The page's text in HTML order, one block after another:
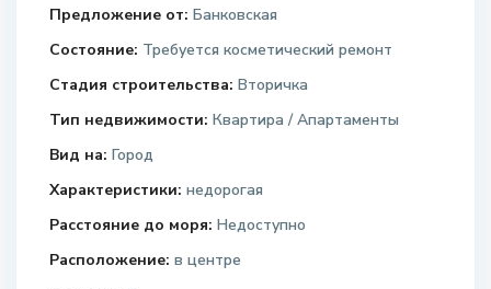
Предложение от: Банковская
Состояние: Требуется косметический ремонт
Стадия строительства: Вторичка
Тип недвижимости: Квартира / Апартаменты
Вид на: Город
Характеристики: недорогая
Расстояние до моря: Недоступно
Расположение: в центре